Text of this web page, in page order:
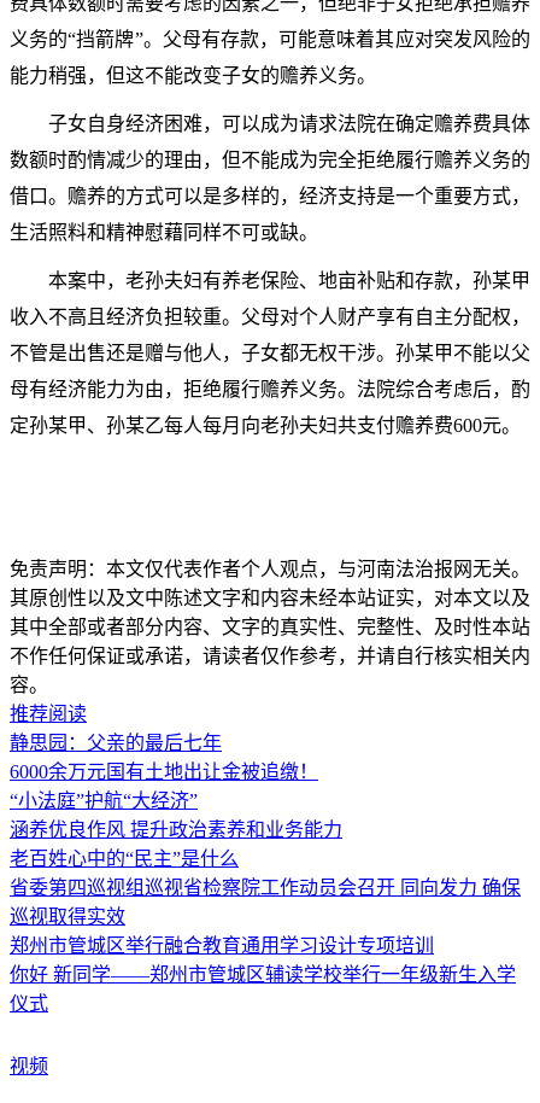
义务的“挡箭牌”。父母有存款，可能意味着其应对突发风险的
能力稍强，但这不能改变子女的赡养义务。
子女自身经济困难，可以成为请求法院在确定赡养费具体
数额时酌情减少的理由，但不能成为完全拒绝履行赡养义务的
借口。赡养的方式可以是多样的，经济支持是一个重要方式，
生活照料和精神慰藉同样不可或缺。
本案中，老孙夫妇有养老保险、地亩补贴和存款，孙某甲
收入不高且经济负担较重。父母对个人财产享有自主分配权，
不管是出售还是赠与他人，子女都无权干涉。孙某甲不能以父
母有经济能力为由，拒绝履行赡养义务。法院综合考虑后，酌
定孙某甲、孙某乙每人每月向老孙夫妇共支付赡养费600元。
免责声明：本文仅代表作者个人观点，与河南法治报网无关。
其原创性以及文中陈述文字和内容未经本站证实，对本文以及
其中全部或者部分内容、文字的真实性、完整性、及时性本站
不作任何保证或承诺，请读者仅作参考，并请自行核实相关内
容。
推荐阅读
静思园：父亲的最后七年
6000余万元国有土地出让金被追缴！
“小法庭”护航“大经济”
涵养优良作风 提升政治素养和业务能力
老百姓心中的“民主”是什么
省委第四巡视组巡视省检察院工作动员会召开 同向发力 确保
巡视取得实效
郑州市管城区举行融合教育通用学习设计专项培训
你好 新同学——郑州市管城区辅读学校举行一年级新生入学
仪式
视频